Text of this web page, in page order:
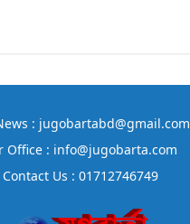
: jugobartabd@gmail.com
Office : info@jugobarta.com
Contact Us : 01712746749